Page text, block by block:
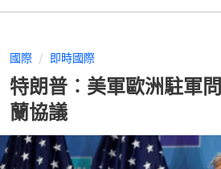
國際 即時國際
特朗普︰美軍歐洲駐軍
蘭協議